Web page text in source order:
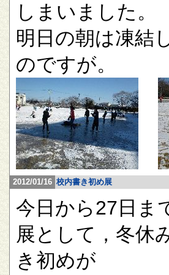
しまいました。
明日の朝は凍結
のですが。
2012/01/16 校内書き初め展
今日から27日ま
展として，冬休
き初めが